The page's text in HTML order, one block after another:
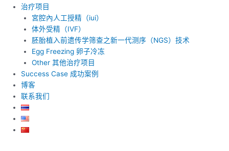
治疗项目
宮腔內人工授精（iui）
体外受精（IVF）
胚胎植入前遗传学筛查之新一代测序（NGS）技术
Egg Freezing 卵子冷冻
Other 其他治疗项目
Success Case 成功案例
博客
联系我们